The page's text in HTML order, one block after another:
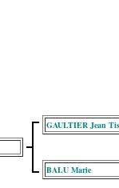
GAULTIER Jean
BALU Marie